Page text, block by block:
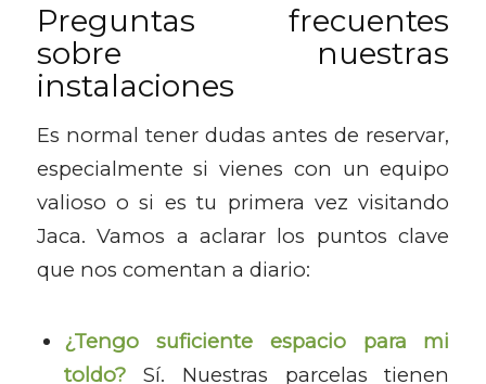
Preguntas frecuentes
sobre nuestras
instalaciones
Es normal tener dudas antes de reservar,
especialmente si vienes con un equipo
valioso o si es tu primera vez visitando
Jaca. Vamos a aclarar los puntos clave
que nos comentan a diario:
¿Tengo suficiente espacio para mi
toldo?Sí. Nuestras parcelas tienen